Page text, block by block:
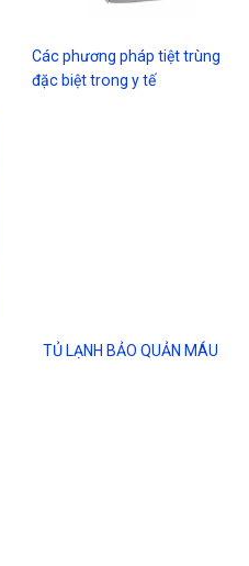
Các phương pháp tiệt trùng
đặc biệt trong y tế
TỦ LẠNH BẢO QUẢN MÁU